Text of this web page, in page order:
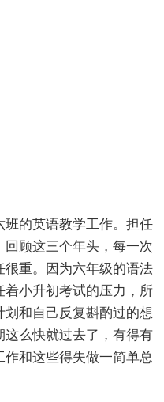
的英语教学工作。担任
顾这三个年头，每一次
重。因为六年级的语法
小升初考试的压力，所
和自己反复斟酌过的想
么快就过去了，有得有
和这些得失做一简单总